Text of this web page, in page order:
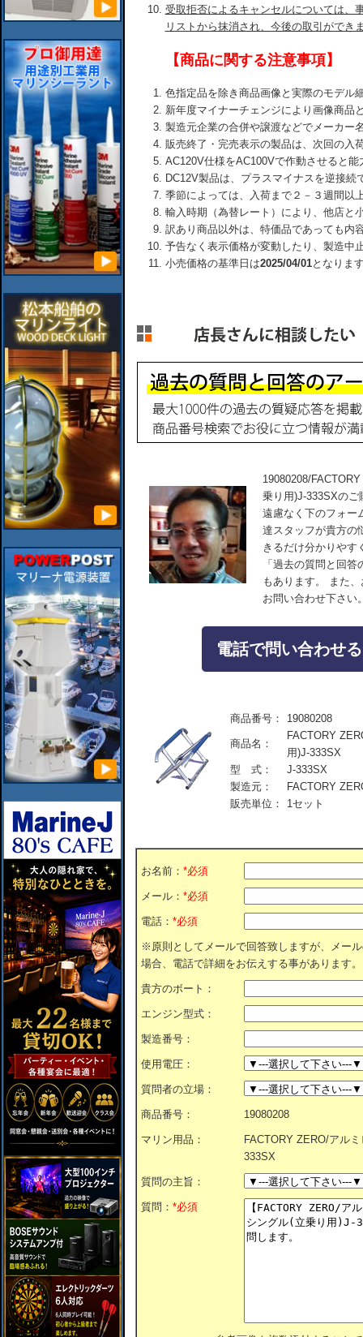
受取拒否によるキャンセルについては、
リストから抹消され、今後の取引ができ
【商品に関する注意事項】
色指定品を除き商品画像と実際のモデル
新年度マイナーチェンジにより画像商品
製造元企業の合併や譲渡などでメーカー
販売終了・完売表示の製品は、次回の入
AC120V仕様をAC100Vで作動させると
DC12V製品は、プラスマイナスを逆接
季節によっては、入荷まで２－３週間以
輸入時期（為替レート）により、他店と
訳あり商品以外は、特価品であっても内
予告なく表示価格が変動したり、製造中
小売価格の基準日は2025/04/01となりま
19080208/
乗り用)J-333SXのご
遠慮なく下のフォー
達スタッフが貴方の
きるだけ分かりやす
「過去の質問と回
もあります。 また
お問い合わせ下さい
電話で問い合わせ
商品番号： 19080208
商品名：
FACTORY
用)J-333SX
型 式：
J-333SX
製造元：
FACTORY
販売単位：
1セット
お名前： *必須
メール： *必須
電話： *必須
※原則としてメールで回答致しますが、メー
場合、電話で詳細をお伝えする事があります。
貴方のボート：
エンジン型式：
製造番号：
使用電圧：
質問者の立場：
商品番号： 19080208
マリン用品：
FACTORY ZERO/アル
333SX
質問の主旨：
質問： *必須